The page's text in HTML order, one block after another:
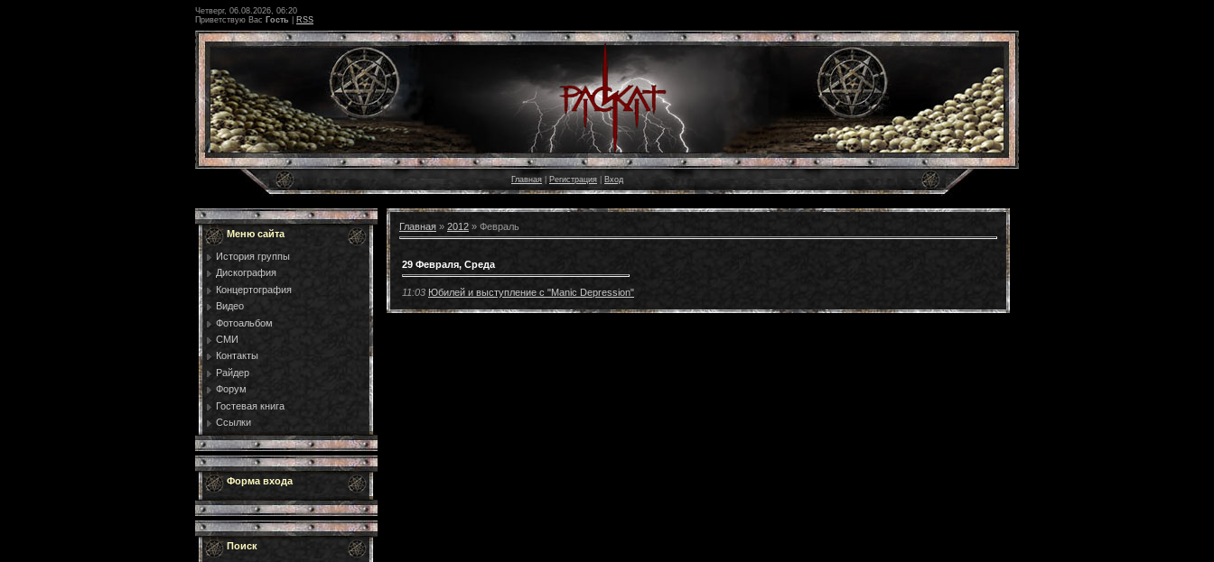
Четверг, 06.08.2026, 06:20
Приветствую Вас Гость RSS
Главная Регистрация Вход
Меню сайта
История группы
Дискография
Концертография
Видео
Фотоальбом
СМИ
Контакты
Райдер
Форум
Гостевая книга
Ссылки
Форма входа
Поиск
Главная » 2012 » Февраль
29 Февраля, Среда
11:03 Юбилей и выступление с "Manic Depression"